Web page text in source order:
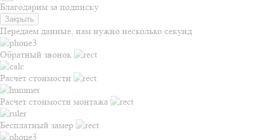
Благодарим за подписку
Закрыть
Передаем данные, нам нужно несколько секунд
Обратный звонок
Расчет стоимости
Расчет стоимости монтажа
Бесплатный замер